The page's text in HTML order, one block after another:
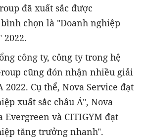
đã xuất sắc được
chọn là "Doanh nghiệp
2022.
công ty, công ty trong hệ
cũng đón nhận nhiều giải
2022. Cụ thể, Nova Service đạt
xuất sắc châu Á", Nova
Evergreen và CITIGYM đạt
tăng trưởng nhanh".